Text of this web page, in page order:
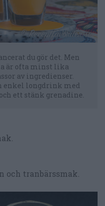
du gör det. Men
är ofta minst lika
av ingredienser.
enkel longdrink med
ett stänk grenadine.
och tranbärssmak.